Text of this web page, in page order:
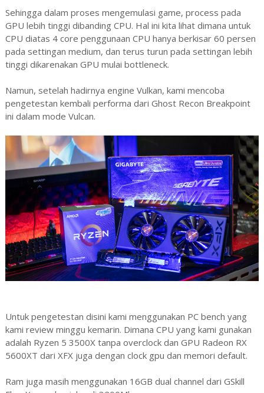
Sehingga dalam proses mengemulasi game, process pada
GPU lebih tinggi dibanding CPU. Hal ini kita lihat dimana untuk
CPU diatas 4 core penggunaan CPU hanya berkisar 60 persen
pada settingan medium, dan terus turun pada settingan lebih
tinggi dikarenakan GPU mulai bottleneck.
Namun, setelah hadirnya engine Vulkan, kami mencoba
pengetestan kembali performa dari Ghost Recon Breakpoint
ini dalam mode Vulcan.
Untuk pengetestan disini kami menggunakan PC bench yang
kami review minggu kemarin. Dimana CPU yang kami gunakan
adalah Ryzen 5 3500X tanpa overclock dan GPU Radeon RX
5600XT dari XFX juga dengan clock gpu dan memori default.
Ram juga masih menggunakan 16GB dual channel dari GSkill